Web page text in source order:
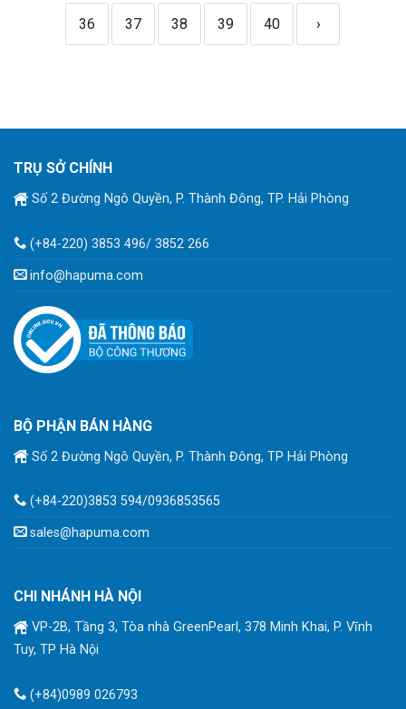
36 37 38 39 40 ›
TRỤ SỞ CHÍNH
Số 2 Đường Ngô Quyền, P. Thành Đông, TP. Hải Phòng
(+84-220) 3853 496/ 3852 266
info@hapuma.com
BỘ PHẬN BÁN HÀNG
Số 2 Đường Ngô Quyền, P. Thành Đông, TP Hải Phòng
(+84-220)3853 594/0936853565
sales@hapuma.com
CHI NHÁNH HÀ NỘI
VP-2B, Tầng 3, Tòa nhà GreenPearl, 378 Minh Khai, P. Vĩnh
Tuy, TP Hà Nội
(+84)0989 026793